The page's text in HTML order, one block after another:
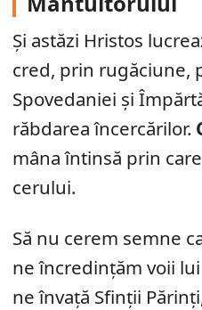
Și astăzi Hristos
cred, prin rugăciune,
Spovedaniei și
răbdarea încercărilor.
mâna întinsă prin
cerului.
Să nu cerem semne
ne încredințăm voii
ne învață Sfinții